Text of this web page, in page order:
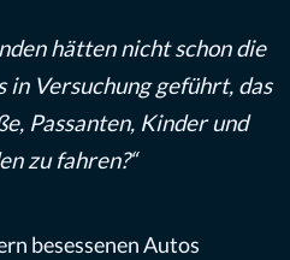
hätten nicht schon die
Versuchung geführt, das
Passanten, Kinder und
zu fahren?“
besessenen Autos